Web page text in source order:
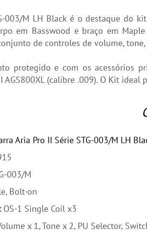
003/M LH Black é o destaque do
em Basswood e braço em
de controles de volume,
protegido e com os acessórios
AGS800XL (calibre .009). O Kit
Aria Pro II Série STG-003/M LH
003/M
Bolt-on
OS-1 Single Coil x3
x 1, Tone x 2, PU Selector,